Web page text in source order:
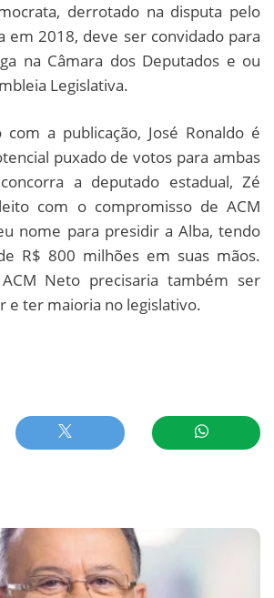
derrotado na disputa pelo
em 2018, deve ser convidado para
na Câmara dos Deputados e ou
Legislativa.
a publicação, José Ronaldo é
puxado de votos para ambas
a deputado estadual, Zé
com o compromisso de ACM
nome para presidir a Alba, tendo
R$ 800 milhões em suas mãos.
Neto precisaria também ser
e ter maioria no legislativo.